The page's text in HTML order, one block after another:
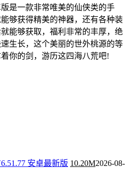
是一款非常唯美的仙侠类的手
够获得精美的神器，还有各种装
能够获取，福利非常的丰厚，绝
生长，这个美丽的世外桃源的等
你的剑，游历这四海八荒吧!
安卓最新版 10.20M2026-08-